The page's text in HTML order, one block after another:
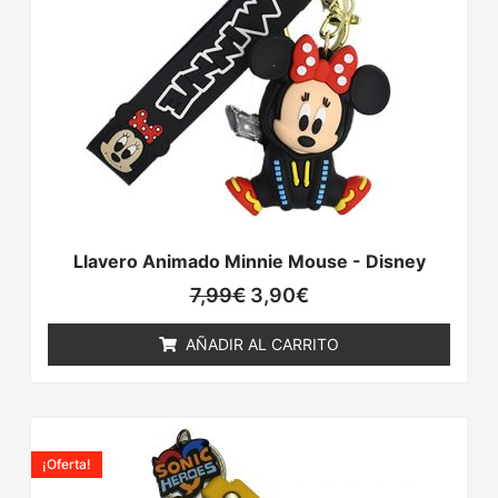
Llavero Animado Minnie Mouse - Disney
7,99€ 3,90€
AÑADIR AL CARRITO
¡Oferta!